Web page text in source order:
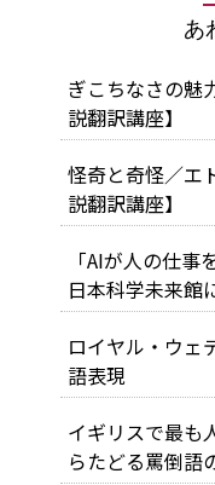
あ
ぎこちなさの魅
説翻訳講座】
怪奇と奇怪／エ
説翻訳講座】
「AIが人の仕
日本科学未来館
ロイヤル・ウェ
語表現
イギリスで最も
らたどる罵倒語